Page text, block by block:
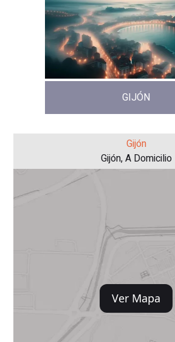
GIJÓN
Gijón
Gijón, A Domicilio
Ver Mapa